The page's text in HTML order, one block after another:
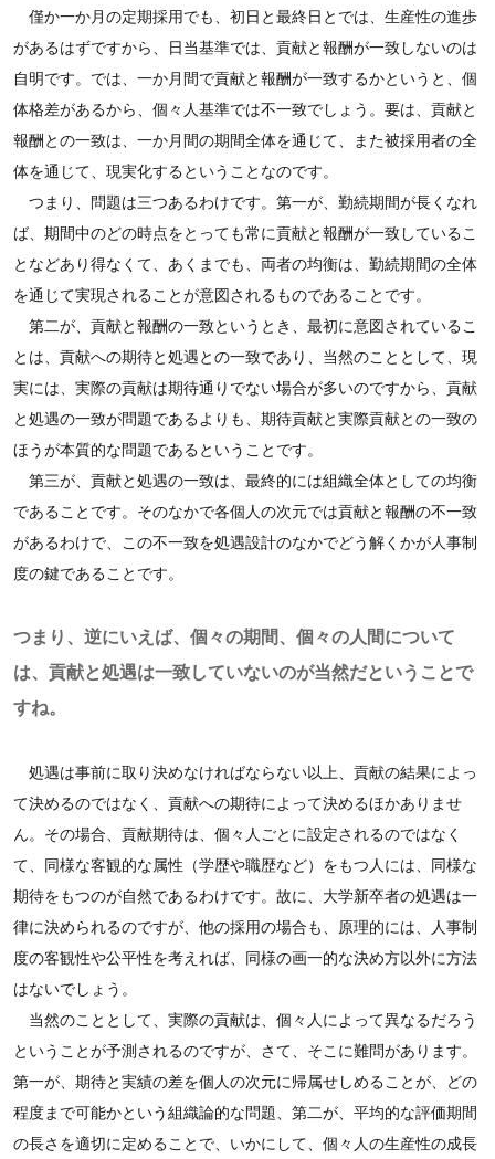
僅か一か月の定期採用でも、初日と最終日とでは、生産性の進歩
があるはずですから、日当基準では、貢献と報酬が一致しないのは
自明です。では、一か月間で貢献と報酬が一致するかというと、個
体格差があるから、個々人基準では不一致でしょう。要は、貢献と
報酬との一致は、一か月間の期間全体を通じて、また被採用者の全
体を通じて、現実化するということなのです。
つまり、問題は三つあるわけです。第一が、勤続期間が長くなれ
ば、期間中のどの時点をとっても常に貢献と報酬が一致しているこ
となどあり得なくて、あくまでも、両者の均衡は、勤続期間の全体
を通じて実現されることが意図されるものであることです。
第二が、貢献と報酬の一致というとき、最初に意図されているこ
とは、貢献への期待と処遇との一致であり、当然のこととして、現
実には、実際の貢献は期待通りでない場合が多いのですから、貢献
と処遇の一致が問題であるよりも、期待貢献と実際貢献との一致の
ほうが本質的な問題であるということです。
第三が、貢献と処遇の一致は、最終的には組織全体としての均衡
であることです。そのなかで各個人の次元では貢献と報酬の不一致
があるわけで、この不一致を処遇設計のなかでどう解くかが人事制
度の鍵であることです。
つまり、逆にいえば、個々の期間、個々の人間について
は、貢献と処遇は一致していないのが当然だということで
すね。
処遇は事前に取り決めなければならない以上、貢献の結果によっ
て決めるのではなく、貢献への期待によって決めるほかありませ
ん。その場合、貢献期待は、個々人ごとに設定されるのではなく
て、同様な客観的な属性（学歴や職歴など）をもつ人には、同様な
期待をもつのが自然であるわけです。故に、大学新卒者の処遇は一
律に決められるのですが、他の採用の場合も、原理的には、人事制
度の客観性や公平性を考えれば、同様の画一的な決め方以外に方法
はないでしょう。
当然のこととして、実際の貢献は、個々人によって異なるだろう
ということが予測されるのですが、さて、そこに難問があります。
第一が、期待と実績の差を個人の次元に帰属せしめることが、どの
程度まで可能かという組織論的な問題、第二が、平均的な評価期間
の長さを適切に定めることで、いかにして、個々人の生産性の成長